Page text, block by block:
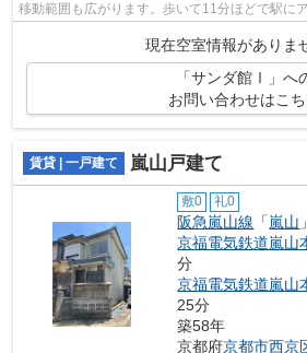
移動範囲も広がります。歩いて11分ほどで駅に
現在空室情報がありま
「サンダ館Ⅰ」へ
お問い合わせはこち
賃貸 | 一戸建て 嵐山戸建て
敷0 礼0
阪急嵐山線 「嵐山
京福電気鉄道嵐山
分
京福電気鉄道嵐山
25分
築58年
京都府京都市西京